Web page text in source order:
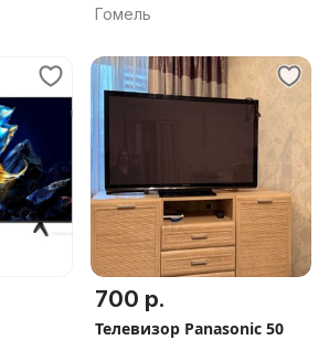
Гомель
700 р.
Телевизор Panasonic 50